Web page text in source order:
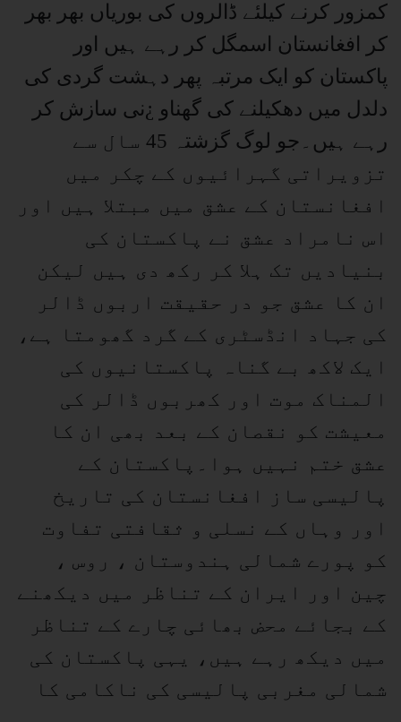
کمزور کرنے کیلئے ڈالروں کی بوریاں بھر بھر
کر افغانستان اسمگل کر رہے ہیں اور
پاکستان کو ایک مرتبہ پھر دہشت گردی کی
دلدل میں دھکیلنے کی گھناو ¿نی سازش کر
رہے ہیں۔جو لوگ گزشتہ 45 سال سے
تزویراتی گہرائیوں کے چکر میں
افغانستان کے عشق میں مبتلا ہیں اور
اس نامراد عشق نے پاکستان کی
بنیادیں تک ہلا کر رکھ دی ہیں لیکن
ان کا عشق جو در حقیقت اربوں ڈالر
کی جہاد انڈسٹری کے گرد گھومتا ہے،
ایک لاکھ بے گناہ پاکستانیوں کی
المناک موت اور کھربوں ڈالر کی
معیشت کو نقصان کے بعد بھی ان کا
عشق ختم نہیں ہوا۔پاکستان کے
پالیسی ساز افغانستان کی تاریخ
اور وہاں کے نسلی و ثقافتی تفاوت
کو پورے شمالی ہندوستان ، روس ،
چین اور ایران کے تناظر میں دیکھنے
کے بجائے محض بھائی چارے کے تناظر
میں دیکھ رہے ہیں، یہی پاکستان کی
شمالی مغربی پالیسی کی ناکامی کا